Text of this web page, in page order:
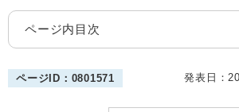
ページ内目次
ページID：0801571 発表日：